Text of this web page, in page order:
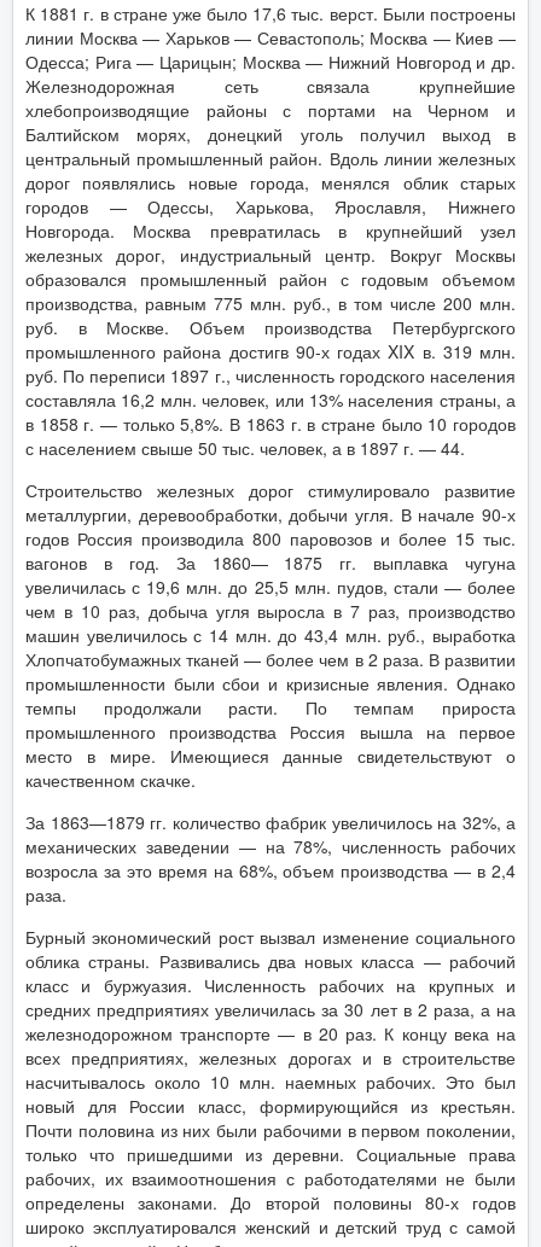
К 1881 г. в стране уже было 17,6 тыс. верст. Были построены
линии Москва — Харьков — Севастополь; Москва — Киев —
Одесса; Рига — Царицын; Москва — Нижний Новгород и др.
Железнодорожная сеть связала крупнейшие
хлебопроизводящие районы с портами на Черном и
Балтийском морях, донецкий уголь получил выход в
центральный промышленный район. Вдоль линии железных
дорог появлялись новые города, менялся облик старых
городов — Одессы, Харькова, Ярославля, Нижнего
Новгорода. Москва превратилась в крупнейший узел
железных дорог, индустриальный центр. Вокруг Москвы
образовался промышленный район с годовым объемом
производства, равным 775 млн. руб., в том числе 200 млн.
руб. в Москве. Объем производства Петербургского
промышленного района достигв 90-х годах XIX в. 319 млн.
руб. По переписи 1897 г., численность городского населения
составляла 16,2 млн. человек, или 13% населения страны, а
в 1858 г. — только 5,8%. В 1863 г. в стране было 10 городов
с населением свыше 50 тыс. человек, а в 1897 г. — 44.
Строительство железных дорог стимулировало развитие
металлургии, деревообработки, добычи угля. В начале 90-х
годов Россия производила 800 паровозов и более 15 тыс.
вагонов в год. За 1860— 1875 гг. выплавка чугуна
увеличилась с 19,6 млн. до 25,5 млн. пудов, стали — более
чем в 10 раз, добыча угля выросла в 7 раз, производство
машин увеличилось с 14 млн. до 43,4 млн. руб., выработка
Хлопчатобумажных тканей — более чем в 2 раза. В развитии
промышленности были сбои и кризисные явления. Однако
темпы продолжали расти. По темпам прироста
промышленного производства Россия вышла на первое
место в мире. Имеющиеся данные свидетельствуют о
качественном скачке.
За 1863—1879 гг. количество фабрик увеличилось на 32%, а
механических заведении — на 78%, численность рабочих
возросла за это время на 68%, объем производства — в 2,4
раза.
Бурный экономический рост вызвал изменение социального
облика страны. Развивались два новых класса — рабочий
класс и буржуазия. Численность рабочих на крупных и
средних предприятиях увеличилась за 30 лет в 2 раза, а на
железнодорожном транспорте — в 20 раз. К концу века на
всех предприятиях, железных дорогах и в строительстве
насчитывалось около 10 млн. наемных рабочих. Это был
новый для России класс, формирующийся из крестьян.
Почти половина из них были рабочими в первом поколении,
только что пришедшими из деревни. Социальные права
рабочих, их взаимоотношения с работодателями не были
определены законами. До второй половины 80-х годов
широко эксплуатировался женский и детский труд с самой